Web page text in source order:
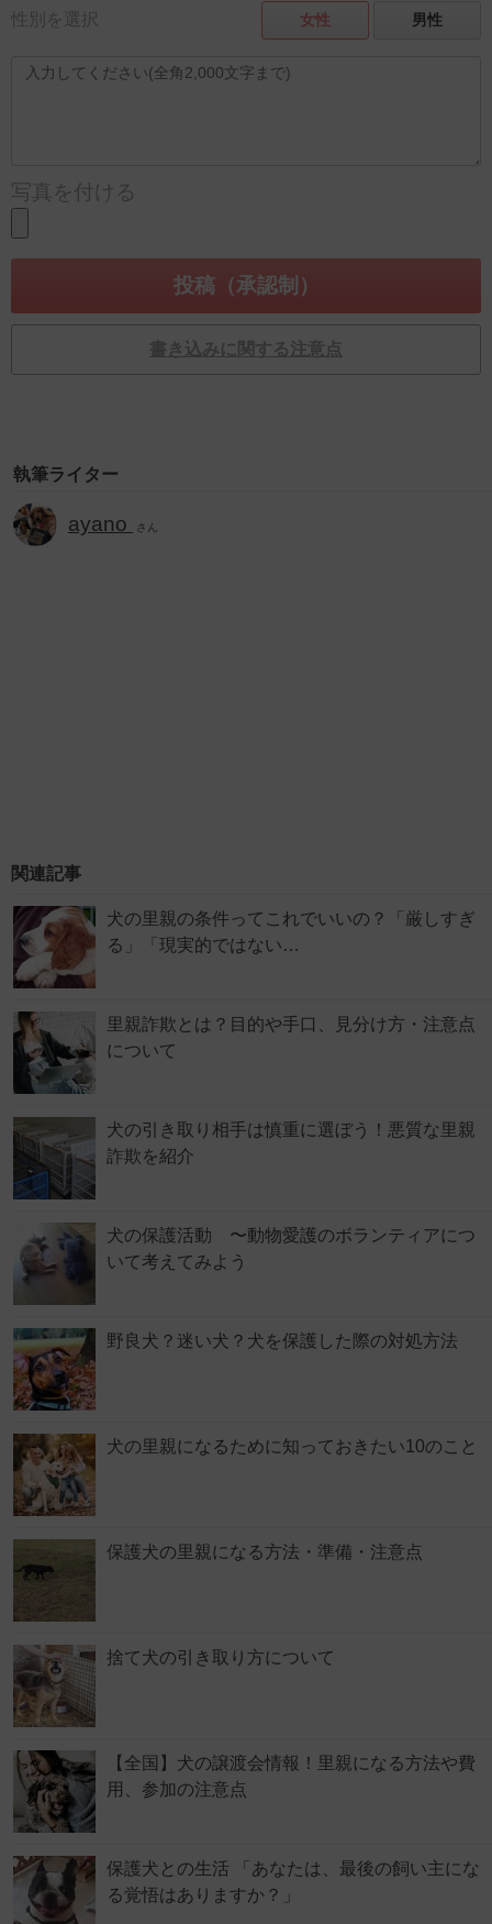
性別を選択 女性 男性
写真を付ける
書き込みに関する注意点
執筆ライター
ayano さん
関連記事
犬の里親の条件ってこれでいいの？「厳しすぎ
る」「現実的ではない…
里親詐欺とは？目的や手口、見分け方・注意点
について
犬の引き取り相手は慎重に選ぼう！悪質な里親
詐欺を紹介
犬の保護活動 〜動物愛護のボランティアにつ
いて考えてみよう
野良犬？迷い犬？犬を保護した際の対処方法
犬の里親になるために知っておきたい10のこと
保護犬の里親になる方法・準備・注意点
捨て犬の引き取り方について
【全国】犬の譲渡会情報！里親になる方法や費
用、参加の注意点
保護犬との生活 「あなたは、最後の飼い主にな
る覚悟はありますか？」